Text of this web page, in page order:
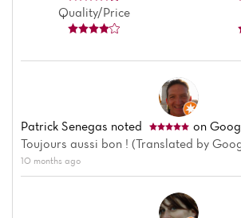
Quality/Price
Patrick Senegas noted
on
Toujours aussi bon ! (Translated by
10 months ago